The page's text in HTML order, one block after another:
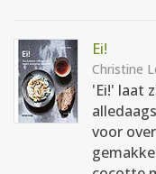
Ei!
Christine
'Ei!' laat
voor